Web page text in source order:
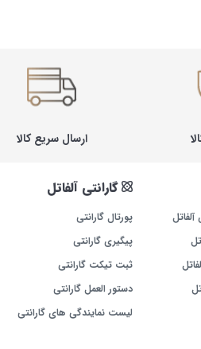
ارسال سریع کالا
گارانتی آلفاتل
پورتال گارانتی
پیگیری گارانتی
ثبت تیکت گارانتی
دستور العمل گارانتی
لیست نمایندگی های گارانتی